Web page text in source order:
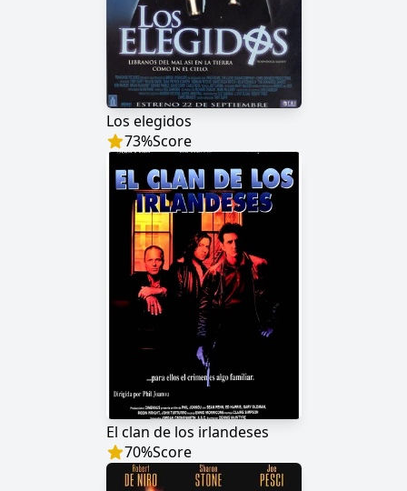
Los elegidos
73%Score
El clan de los irlandeses
70%Score